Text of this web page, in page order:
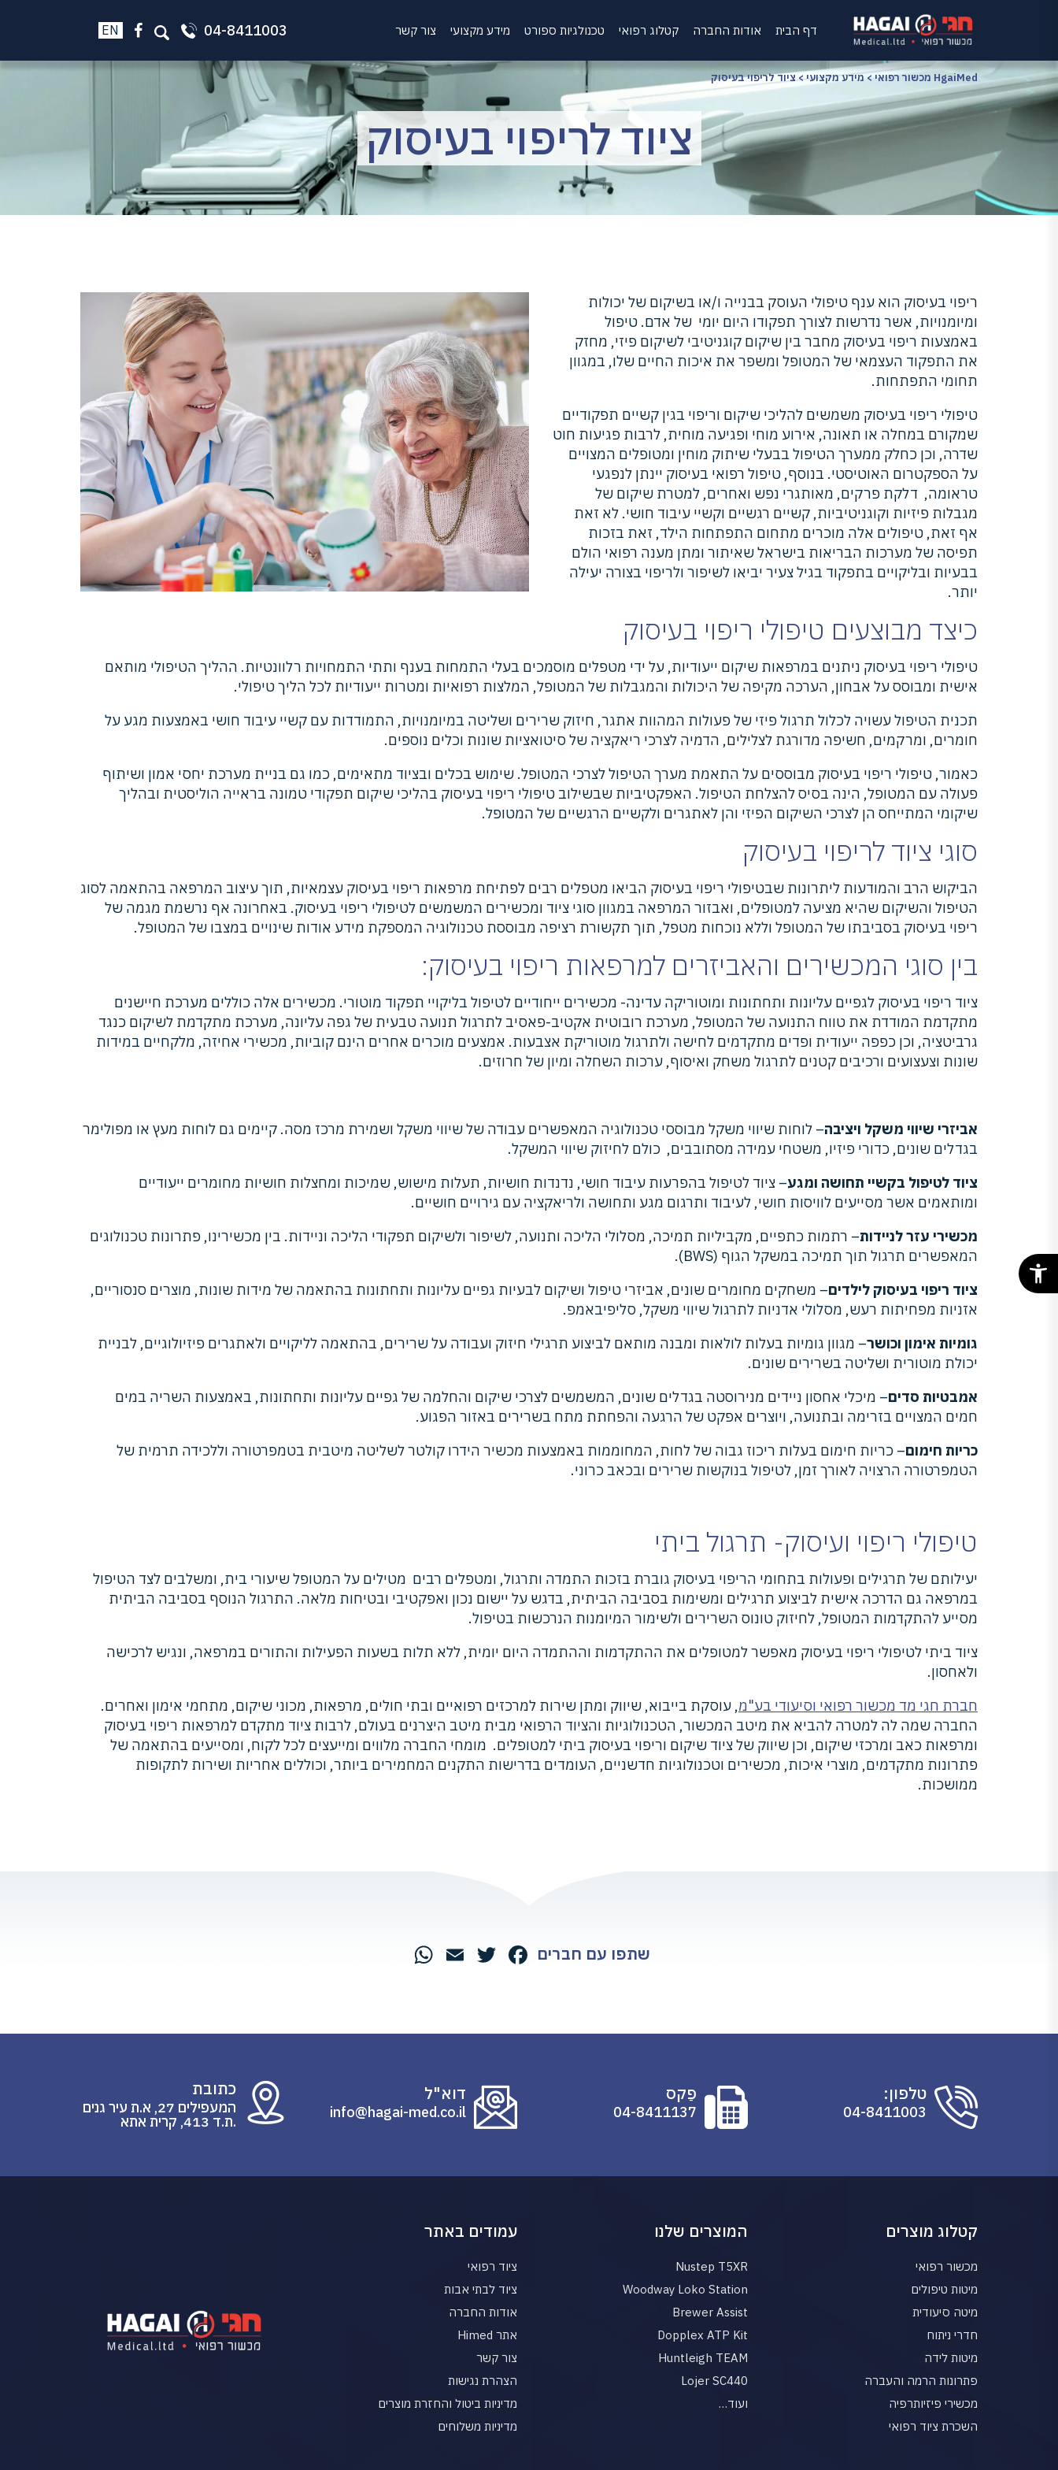
דף הבית אודות החברה קטלוג רפואי טכנולגיות ספורט מידע מקצועי צור קשר 04-8411003
EN
HgaiMed מכשור רפואי >מידע מקצועי>ציוד לריפוי בעיסוק
ציוד לריפוי בעיסוק
ריפוי בעיסוק הוא ענף טיפולי העוסק בבנייה ו/או בשיקום של יכולות
ומיומנויות, אשר נדרשות לצורך תפקודו היום יומי של אדם. טיפול
באמצעות ריפוי בעיסוק מחבר בין שיקום קוגניטיבי לשיקום פיזי, מחזק
את התפקוד העצמאי של המטופל ומשפר את איכות החיים שלו, במגוון
תחומי התפתחות.
טיפולי ריפוי בעיסוק משמשים להליכי שיקום וריפוי בגין קשיים תפקודיים
שמקורם במחלה או תאונה, אירוע מוחי ופגיעה מוחית, לרבות פגיעות חוט
שדרה, וכן כחלק ממערך הטיפול בבעלי שיתוק מוחין ומטופלים המצויים
על הספקטרום האוטיסטי. בנוסף, טיפול רפואי בעיסוק יינתן לנפגעי
טראומה, דלקת פרקים, מאותגרי נפש ואחרים, למטרת שיקום של
מגבלות פיזיות וקוגניטיביות, קשיים רגשיים וקשיי עיבוד חושי. לא זאת
אף זאת, טיפולים אלה מוכרים מתחום התפתחות הילד, זאת בזכות
תפיסה של מערכות הבריאות בישראל שאיתור ומתן מענה רפואי הולם
בבעיות ובליקויים בתפקוד בגיל צעיר יביאו לשיפור ולריפוי בצורה יעילה
יותר.
כיצד מבוצעים טיפולי ריפוי בעיסוק
טיפולי ריפוי בעיסוק ניתנים במרפאות שיקום ייעודיות, על ידי מטפלים מוסמכים בעלי התמחות בענף ותתי התמחויות רלוונטיות. ההליך הטיפולי מותאם
אישית ומבוסס על אבחון, הערכה מקיפה של היכולות והמגבלות של המטופל, המלצות רפואיות ומטרות ייעודיות לכל הליך טיפולי.
תכנית הטיפול עשויה לכלול תרגול פיזי של פעולות המהוות אתגר, חיזוק שרירים ושליטה במיומנויות, התמודדות עם קשיי עיבוד חושי באמצעות מגע על
חומרים, ומרקמים, חשיפה מדורגת לצלילים, הדמיה לצרכי ריאקציה של סיטואציות שונות וכלים נוספים.
כאמור, טיפולי ריפוי בעיסוק מבוססים על התאמת מערך הטיפול לצרכי המטופל. שימוש בכלים ובציוד מתאימים, כמו גם בניית מערכת יחסי אמון ושיתוף
פעולה עם המטופל, הינה בסיס להצלחת הטיפול. האפקטיביות שבשילוב טיפולי ריפוי בעיסוק בהליכי שיקום תפקודי טמונה בראייה הוליסטית ובהליך
שיקומי המתייחס הן לצרכי השיקום הפיזי והן לאתגרים ולקשיים הרגשיים של המטופל.
סוגי ציוד לריפוי בעיסוק
הביקוש הרב והמודעות ליתרונות שבטיפולי ריפוי בעיסוק הביאו מטפלים רבים לפתיחת מרפאות ריפוי בעיסוק עצמאיות, תוך עיצוב המרפאה בהתאמה לסוג
הטיפול והשיקום שהיא מציעה למטופלים, ואבזור המרפאה במגוון סוגי ציוד ומכשירים המשמשים לטיפולי ריפוי בעיסוק. באחרונה אף נרשמת מגמה של
ריפוי בעיסוק בסביבתו של המטופל וללא נוכחות מטפל, תוך תקשורת רציפה מבוססת טכנולוגיה המספקת מידע אודות שינויים במצבו של המטופל.
בין סוגי המכשירים והאביזרים למרפאות ריפוי בעיסוק:
ציוד ריפוי בעיסוק לגפיים עליונות ותחתונות ומוטוריקה עדינה- מכשירים ייחודיים לטיפול בליקויי תפקוד מוטורי. מכשירים אלה כוללים מערכת חיישנים
מתקדמת המודדת את טווח התנועה של המטופל, מערכת רובוטית אקטיב-פאסיב לתרגול תנועה טבעית של גפה עליונה, מערכת מתקדמת לשיקום כנגד
גרביטציה, וכן כפפה ייעודית ופדים מתקדמים לחישה ולתרגול מוטוריקת אצבעות. אמצעים מוכרים אחרים הינם קוביות, מכשירי אחיזה, מלקחיים במידות
שונות וצעצועים ורכיבים קטנים לתרגול משחק ואיסוף, ערכות השחלה ומיון של חרוזים.
אביזרי שיווי משקל ויציבה– לוחות שיווי משקל מבוססי טכנולוגיה המאפשרים עבודה של שיווי משקל ושמירת מרכז מסה. קיימים גם לוחות מעץ או מפולימר
בגדלים שונים, כדורי פיזיו, משטחי עמידה מסתובבים, כולם לחיזוק שיווי המשקל.
ציוד לטיפול בקשיי תחושה ומגע– ציוד לטיפול בהפרעות עיבוד חושי, נדנדות חושיות, תעלות מישוש, שמיכות ומחצלות חושיות מחומרים ייעודיים
ומותאמים אשר מסייעים לוויסות חושי, לעיבוד ותרגום מגע ותחושה ולריאקציה עם גירויים חושיים.
מכשירי עזר לניידות– רתמות כתפיים, מקביליות תמיכה, מסלולי הליכה ותנועה, לשיפור ולשיקום תפקודי הליכה וניידות. בין מכשירינו, פתרונות טכנולוגים
המאפשרים תרגול תוך תמיכה במשקל הגוף (BWS).
ציוד ריפוי בעיסוק לילדים– משחקים מחומרים שונים, אביזרי טיפול ושיקום לבעיות גפיים עליונות ותחתונות בהתאמה של מידות שונות, מוצרים סנסוריים,
אזניות מפחיתות רעש, מסלולי אדניות לתרגול שיווי משקל, סליפיבאמפ.
גומיות אימון וכושר– מגוון גומיות בעלות לולאות ומבנה מותאם לביצוע תרגילי חיזוק ועבודה על שרירים, בהתאמה לליקויים ולאתגרים פיזיולוגיים, לבניית
יכולת מוטורית ושליטה בשרירים שונים.
אמבטיות סדים– מיכלי אחסון ניידים מנירוסטה בגדלים שונים, המשמשים לצרכי שיקום והחלמה של גפיים עליונות ותחתונות, באמצעות השריה במים
חמים המצויים בזרימה ובתנועה, ויוצרים אפקט של הרגעה והפחתת מתח בשרירים באזור הפגוע.
כריות חימום– כריות חימום בעלות ריכוז גבוה של לחות, המחוממות באמצעות מכשיר הידרו קולטר לשליטה מיטבית בטמפרטורה וללכידה תרמית של
הטמפרטורה הרצויה לאורך זמן, לטיפול בנוקשות שרירים ובכאב כרוני.
טיפולי ריפוי ועיסוק- תרגול ביתי
יעילותם של תרגילים ופעולות בתחומי הריפוי בעיסוק גוברת בזכות התמדה ותרגול, ומטפלים רבים מטילים על המטופל שיעורי בית, ומשלבים לצד הטיפול
במרפאה גם הדרכה אישית לביצוע תרגילים ומשימות בסביבה הביתית, בדגש על יישום נכון ואפקטיבי ובטיחות מלאה. התרגול הנוסף בסביבה הביתית
מסייע להתקדמות המטופל, לחיזוק טונוס השרירים ולשימור המיומנות הנרכשות בטיפול.
ציוד ביתי לטיפולי ריפוי בעיסוק מאפשר למטופלים את ההתקדמות וההתמדה היום יומית, ללא תלות בשעות הפעילות והתורים במרפאה, ונגיש לרכישה
ולאחסון.
חברת חגי מד מכשור רפואי וסיעודי בע"מ, עוסקת בייבוא, שיווק ומתן שירות למרכזים רפואיים ובתי חולים, מרפאות, מכוני שיקום, מתחמי אימון ואחרים.
החברה שמה לה למטרה להביא את מיטב המכשור, הטכנולוגיות והציוד הרפואי מבית מיטב היצרנים בעולם, לרבות ציוד מתקדם למרפאות ריפוי בעיסוק
ומרפאות כאב ומרכזי שיקום, וכן שיווק של ציוד שיקום וריפוי בעיסוק ביתי למטופלים. מומחי החברה מלווים ומייעצים לכל לקוח, ומסייעים בהתאמה של
פתרונות מתקדמים, מוצרי איכות, מכשירים וטכנולוגיות חדשניים, העומדים בדרישות התקנים המחמירים ביותר, וכוללים אחריות ושירות לתקופות
ממושכות.
שתפו עם חברים Facebook
Twitter
Email
טלפון:
04-8411003
פַקס
04-8411137
דוא"ל
info@hagai-med.co.il
כתובת
המעפילים 27, א.ת עיר גנים
.ת.ד 413, קרית אתא
קטלוג מוצרים
מכשור רפואי
מיטות טיפולים
מיטה סיעודית
חדרי ניתוח
מיטות לידה
פתרונות הרמה והעברה
מכשירי פיזיותרפיה
השכרת ציוד רפואי
המוצרים שלנו
Nustep T5XR
Woodway Loko Station
Brewer Assist
Dopplex ATP Kit
Huntleigh TEAM
Lojer SC440
ועוד…
עמודים באתר
ציוד רפואי
ציוד לבתי אבות
אודות החברה
אתר Himed
צור קשר
הצהרת נגישות
מדיניות ביטול והחזרת מוצרים
מדיניות משלוחים